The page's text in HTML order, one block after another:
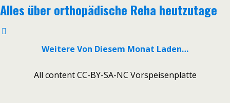
Alles über orthopädische Reha heutzutage
Weitere Von Diesem Monat Laden…
All content CC-BY-SA-NC Vorspeisenplatte